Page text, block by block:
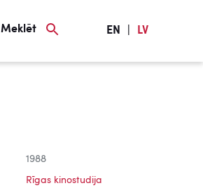
Meklēt EN LV
1988
Rīgas kinostudija